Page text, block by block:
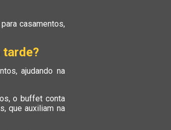
casamentos,
ajudando na
o buffet conta
que auxiliam na